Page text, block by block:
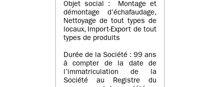
Objet social : Montage et
démontage d’échafaudage,
Nettoyage de tout types de
locaux, Import-Export de tout
types de produits
Durée de la Société : 99 ans
à compter de la date de
l’immatriculation de la
Société au Registre du